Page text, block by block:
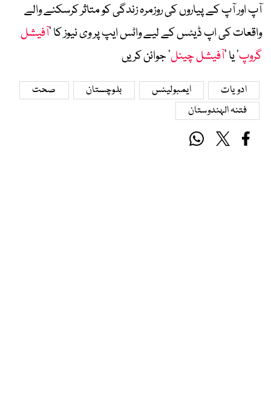
آپ اور آپ کے پیاروں کی روزمرہ زندگی کو متاثر کرسکنے والے
واقعات کی اپ ڈیٹس کے لیے واٹس ایپ پر وی نیوز کا ’آفیشل
گروپ‘ یا ’آفیشل چینل‘ جوائن کریں
ادویات ایمبولینس بلوچستان
صحت
فتنہ الہندوستان